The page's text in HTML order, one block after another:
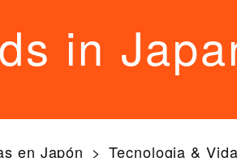
in
en Japón Tecnologia & Vida